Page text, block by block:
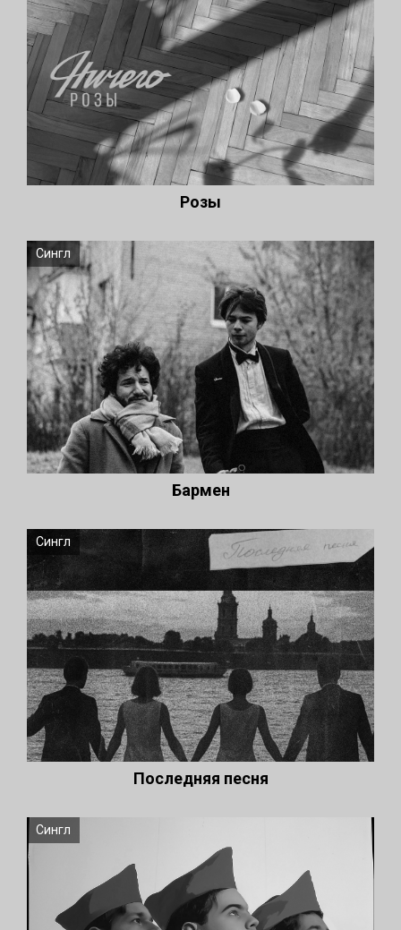
Розы
Сингл
Бармен
Сингл
Последняя песня
Сингл